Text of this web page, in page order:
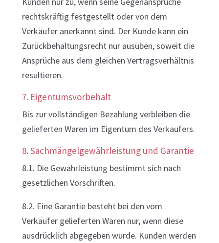
rechtskräftig festgestellt oder von dem
Verkäufer anerkannt sind. Der Kunde kann ein
Zurückbehaltungsrecht nur ausüben, soweit die
Ansprüche aus dem gleichen Vertragsverhältnis
resultieren.
7. Eigentumsvorbehalt
Bis zur vollständigen Bezahlung verbleiben die
gelieferten Waren im Eigentum des Verkäufers.
8. Sachmängelgewährleistung und Garantie
8.1. Die Gewährleistung bestimmt sich nach
gesetzlichen Vorschriften.
8.2. Eine Garantie besteht bei den vom
Verkäufer gelieferten Waren nur, wenn diese
ausdrücklich abgegeben wurde. Kunden werden